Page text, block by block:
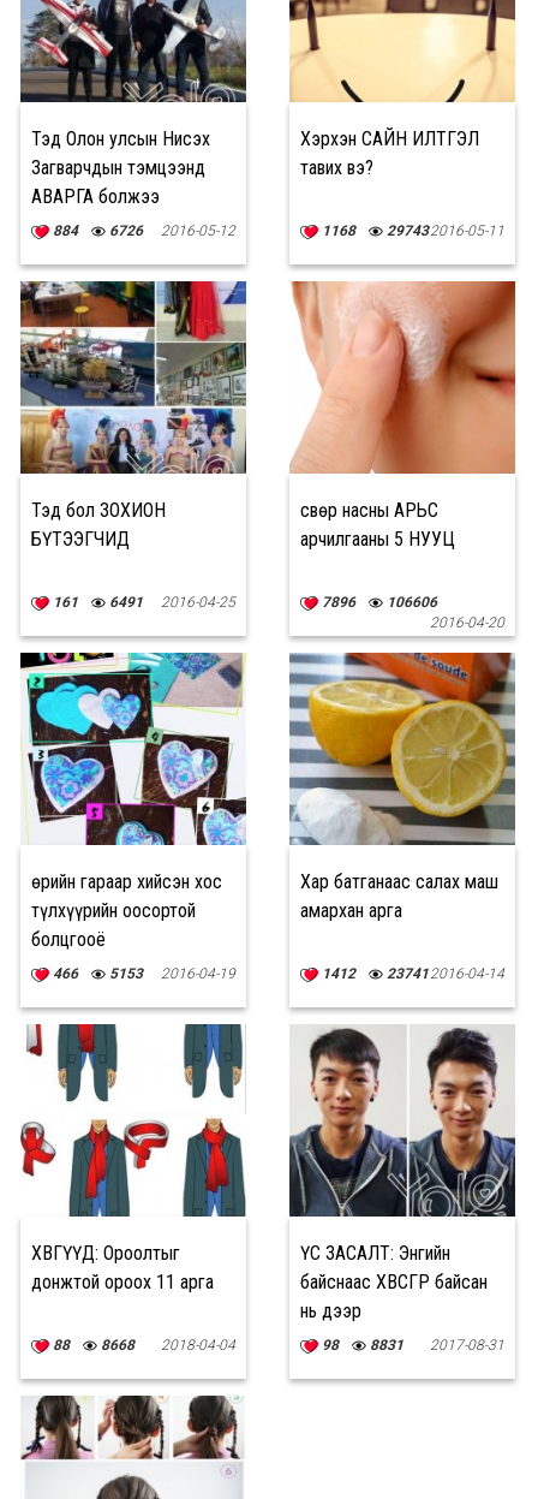
Тэд Олон улсын Нисэх
Загварчдын тэмцээнд
АВАРГА болжээ
884 6726 2016-05-12
Хэрхэн САЙН ИЛТГЭЛ
тавих вэ?
1168 297432016-05-11
Тэд бол ЗОХИОН
БҮТЭЭГЧИД
161 6491 2016-04-25
Өсвөр насны АРЬС
арчилгааны 5 НУУЦ
7896
106606
2016-04-20
Өөрийн гараар хийсэн хос
түлхүүрийн оосортой
болцгооё
466 5153 2016-04-19
Хар батганаас салах маш
амархан арга
1412 237412016-04-14
ХӨВГҮҮД: Ороолтыг
донжтой ороох 11 арга
88 8668 2018-04-04
ҮС ЗАСАЛТ: Энгийн
байснаас ХӨВСГӨР байсан
нь дээр
98 8831 2017-08-31